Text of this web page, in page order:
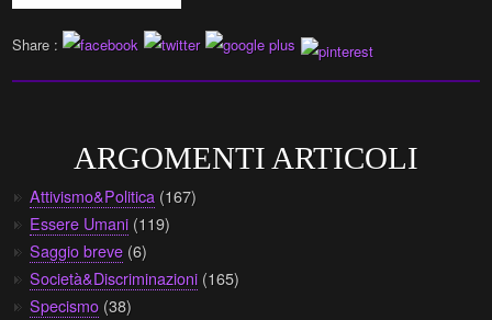
Share :
ARGOMENTI ARTICOLI
Attivismo&Politica (167)
Essere Umani (119)
Saggio breve (6)
Società&Discriminazioni (165)
Specismo (38)